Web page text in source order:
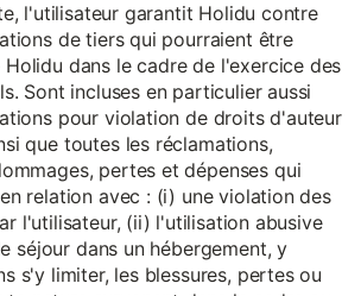
l'utilisateur garantit Holidu contre
de tiers qui pourraient être
dans le cadre de l'exercice des
Sont incluses en particulier aussi
pour violation de droits d'auteur
que toutes les réclamations,
pertes et dépenses qui
relation avec : (i) une violation des
l'utilisateur, (ii) l'utilisation abusive
séjour dans un hébergement, y
s'y limiter, les blessures, pertes ou